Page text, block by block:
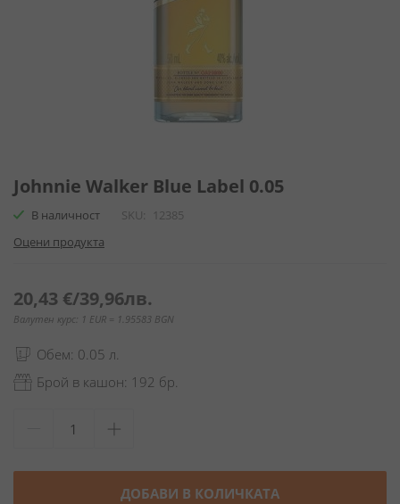
към
началото
на
галерия
със
Johnnie Walker Blue Label 0.05
В наличност SKU
12385
Оцени продукта
20,43 €/39,96лв.
Валутен курс: 1 EUR = 1.95583 BGN
Обем: 0.05 л.
Брой в кашон: 192 бр.
ДОБАВИ В КОЛИЧКАТА